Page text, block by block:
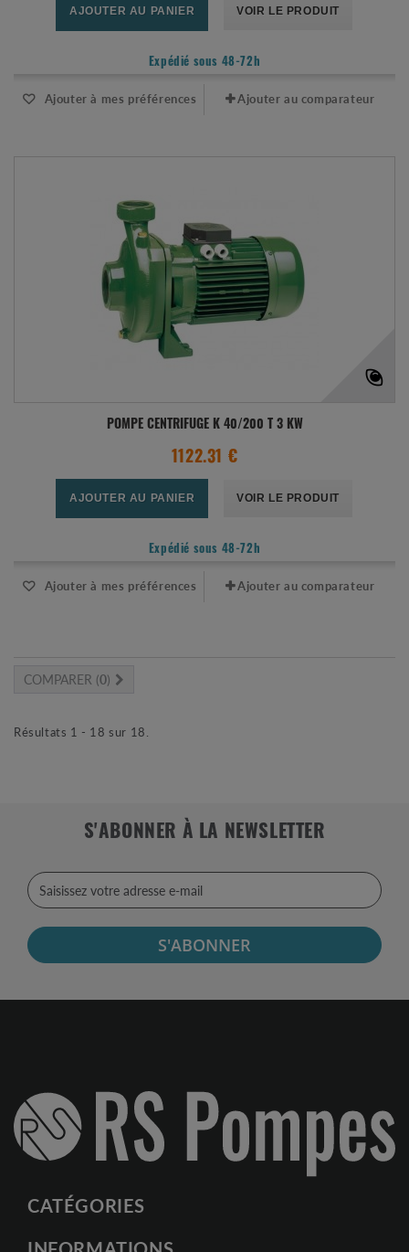
AJOUTER AU PANIER VOIR LE PRODUIT
Expédié sous 48-72h
Ajouter à mes préférences Ajouter au comparateur
POMPE CENTRIFUGE K 40/200 T 3 KW
1122.31 €
AJOUTER AU PANIER VOIR LE PRODUIT
Expédié sous 48-72h
Ajouter à mes préférences Ajouter au comparateur
COMPARER (0)
Résultats 1 - 18 sur 18.
S'ABONNER À LA NEWSLETTER
S'ABONNER
CATÉGORIES